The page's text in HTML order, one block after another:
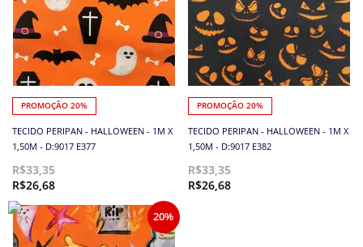
PROMOÇÃO 20%
TECIDO PERIPAN - HALLOWEEN - 1M X
1,50M - D:9017 E377
R$33,35
R$26,68
PROMOÇÃO 20%
TECIDO PERIPAN - HALLOWEEN - 1M X
1,50M - D:9017 E382
R$33,35
R$26,68
20%